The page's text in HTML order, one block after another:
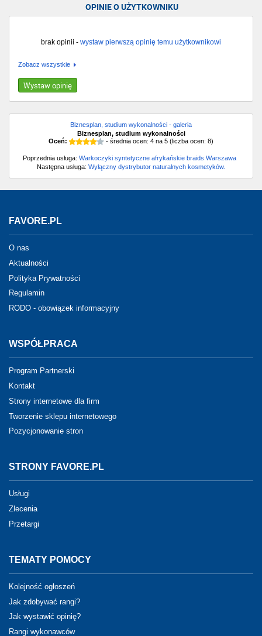
OPINIE O UŻYTKOWNIKU
brak opinii - wystaw pierwszą opinię temu użytkownikowi
Zobacz wszystkie
Wystaw opinię
Biznesplan, studium wykonalności - galeria
Biznesplan, studium wykonalności
Oceń:
- średnia ocen: 4 na 5 (liczba ocen: 8)
Poprzednia usługa: Warkoczyki syntetyczne afrykańskie braids Warszawa
Następna usługa: Wyłączny dystrybutor naturalnych kosmetyków.
FAVORE.PL
O nas
Aktualności
Polityka Prywatności
Regulamin
RODO - obowiązek informacyjny
WSPÓŁPRACA
Program Partnerski
Kontakt
Strony internetowe dla firm
Tworzenie sklepu internetowego
Pozycjonowanie stron
STRONY FAVORE.PL
Usługi
Zlecenia
Przetargi
TEMATY POMOCY
Kolejność ogłoszeń
Jak zdobywać rangi?
Jak wystawić opinię?
Rangi wykonawców